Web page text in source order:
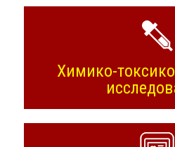
Химико-